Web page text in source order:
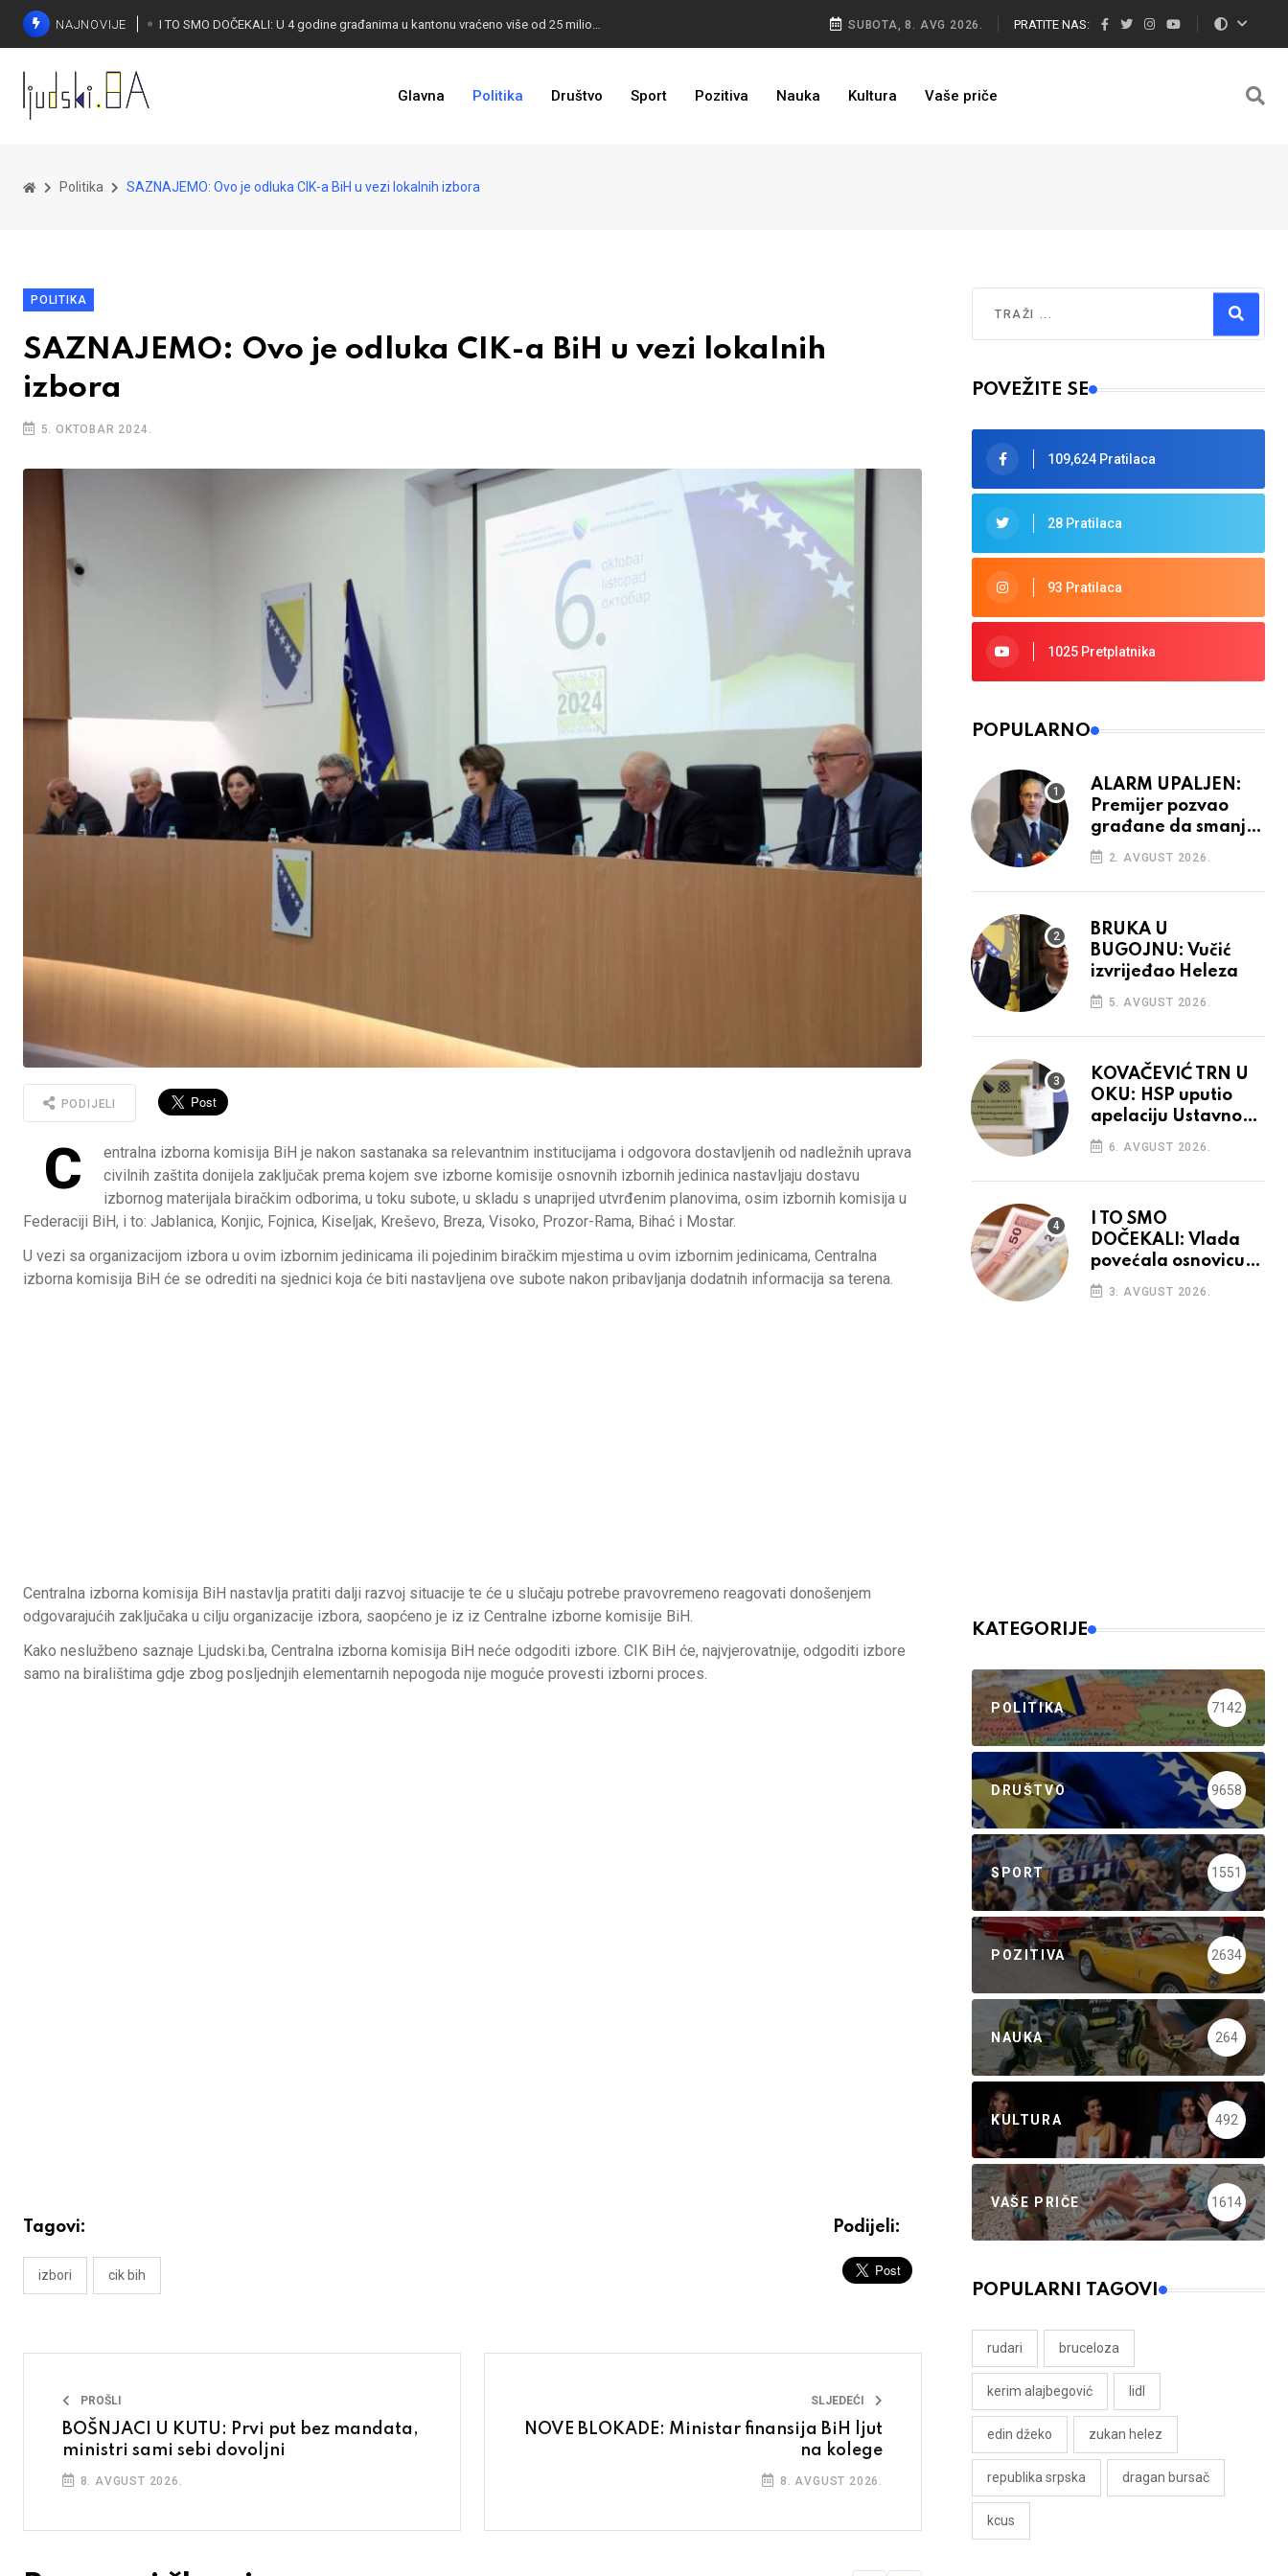
NAJNOVIJE
KONAKOVIĆ PALI ALARM: Otvoreno pismo UN-u
SUBOTA, 8. AVG 2026. PRATITE NAS:
Glavna Politika Društvo Sport Pozitiva Nauka Kultura Vaše priče
Politika SAZNAJEMO: Ovo je odluka CIK-a BiH u vezi lokalnih izbora
POLITIKA
SAZNAJEMO: Ovo je odluka CIK-a BiH u vezi lokalnih
izbora
5. OKTOBAR 2024.
PODIJELI
C
entralna izborna komisija BiH je nakon sastanaka sa relevantnim institucijama i odgovora dostavljenih od nadležnih uprava
civilnih zaštita donijela zaključak prema kojem sve izborne komisije osnovnih izbornih jedinica nastavljaju dostavu
izbornog materijala biračkim odborima, u toku subote, u skladu s unaprijed utvrđenim planovima, osim izbornih komisija u
Federaciji BiH, i to: Jablanica, Konjic, Fojnica, Kiseljak, Kreševo, Breza, Visoko, Prozor-Rama, Bihać i Mostar.
U vezi sa organizacijom izbora u ovim izbornim jedinicama ili pojedinim biračkim mjestima u ovim izbornim jedinicama, Centralna
izborna komisija BiH će se odrediti na sjednici koja će biti nastavljena ove subote nakon pribavljanja dodatnih informacija sa terena.
Centralna izborna komisija BiH nastavlja pratiti dalji razvoj situacije te će u slučaju potrebe pravovremeno reagovati donošenjem
odgovarajućih zaključaka u cilju organizacije izbora, saopćeno je iz iz Centralne izborne komisije BiH.
Kako neslužbeno saznaje Ljudski.ba, Centralna izborna komisija BiH neće odgoditi izbore. CIK BiH će, najvjerovatnije, odgoditi izbore
samo na biralištima gdje zbog posljednjih elementarnih nepogoda nije moguće provesti izborni proces.
Tagovi:
izbori cik bih
Podijeli:
PROŠLI
BOŠNJACI U KUTU: Prvi put bez mandata,
ministri sami sebi dovoljni
8. AVGUST 2026.
SLJEDEĆI
NOVE BLOKADE: Ministar finansija BiH ljut
na kolege
8. AVGUST 2026.
Type 2 or more characters for results.
POVEŽITE SE
109,624 Pratilaca
28 Pratilaca
93 Pratilaca
1025 Pretplatnika
POPULARNO
ALARM UPALJEN:
Premijer pozvao
građane da smanje
potrošnju struje
2. AVGUST 2026.
BRUKA U
BUGOJNU: Vučić
izvrijeđao Heleza
5. AVGUST 2026.
KOVAČEVIĆ TRN U
OKU: HSP uputio
apelaciju Ustavnom
sudu BiH
6. AVGUST 2026.
I TO SMO
DOČEKALI: Vlada
povećala osnovicu
za obračun plaća
budžetskim
3. AVGUST 2026.
KATEGORIJE
POLITIKA 7142
DRUŠTVO 9658
SPORT 1551
POZITIVA 2634
NAUKA 264
KULTURA 492
VAŠE PRIČE 1614
POPULARNI TAGOVI
rudari bruceloza
kerim alajbegović lidl
edin džeko zukan helez
republika srpska dragan bursač
kcus